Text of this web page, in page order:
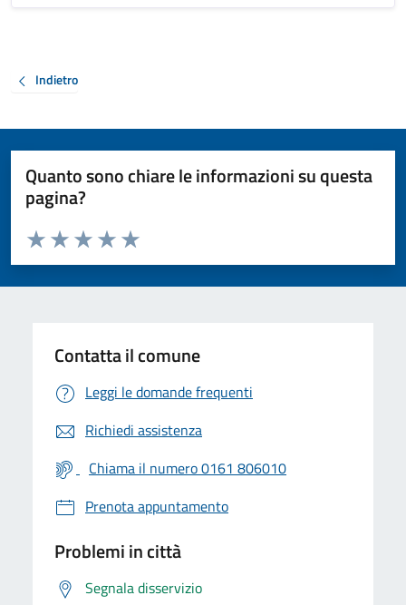
Indietro
Quanto sono chiare le informazioni su questa
pagina?
Valuta da 1 a 5 stelle la pagina
Valuta 5 stelle su 5
Valuta 4 stelle su 5
Valuta 3 stelle su 5
Valuta 2 stelle su 5
Valuta 1 stelle su 5
Contatta il comune
Leggi le domande frequenti
Richiedi assistenza
Chiama il numero 0161 806010
Prenota appuntamento
Problemi in città
Segnala disservizio